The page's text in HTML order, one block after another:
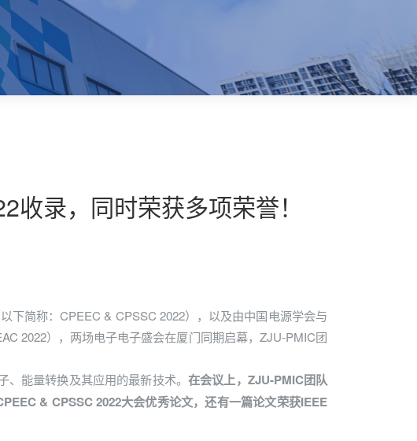
录，同时荣获多项荣誉！
下简称：CPEEC & CPSSC 2022），以及由中国电源学会与
2022），两场电子电子盛会在厦门同期启幕，ZJU-PMIC团
能量转换及其应用的最新技术。 在会议上，ZJU-PMIC团队
& CPSSC 2022大会优秀论文，还有一篇论文荣获IEEE